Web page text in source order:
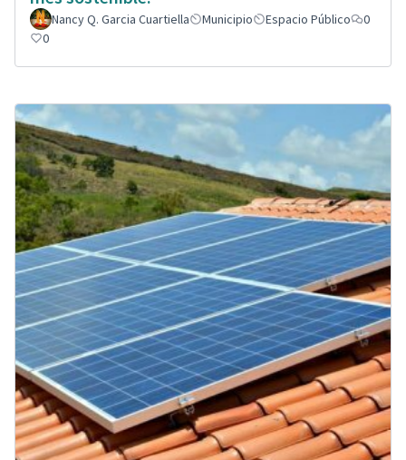
Nancy Q. Garcia Cuartiella Municipio Espacio Público
0
0